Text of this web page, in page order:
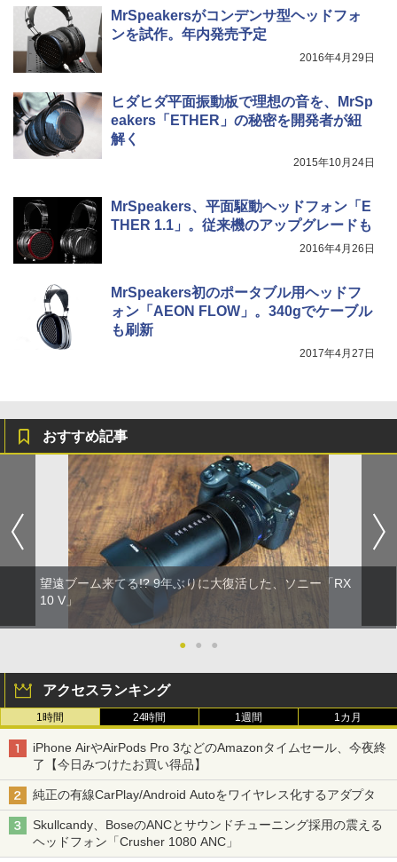
MrSpeakersがコンデンサ型ヘッドフォ
ンを試作。年内発売予定
2016年4月29日
ヒダヒダ平面振動板で理想の音を、MrSp
eakers「ETHER」の秘密を開発者が紐
解く
2015年10月24日
MrSpeakers、平面駆動ヘッドフォン「E
THER 1.1」。従来機のアップグレードも
2016年4月26日
MrSpeakers初のポータブル用ヘッドフ
ォン「AEON FLOW」。340gでケーブル
も刷新
2017年4月27日
おすすめ記事
望遠ブーム来てる!? 9年ぶりに大復活した、ソニー「RX
10 V」
● ● ●
アクセスランキング
1時間 24時間 1週間 1カ月
iPhone AirやAirPods Pro 3などのAmazonタイムセール、今夜終
了【今日みつけたお買い得品】
純正の有線CarPlay/Android Autoをワイヤレス化するアダプタ
Skullcandy、BoseのANCとサウンドチューニング採用の震える
ヘッドフォン「Crusher 1080 ANC」